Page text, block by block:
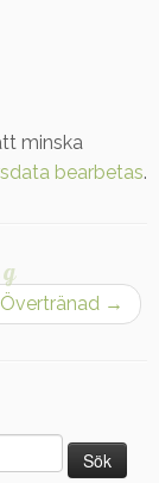
minska
bearbetas.
Övertränad →